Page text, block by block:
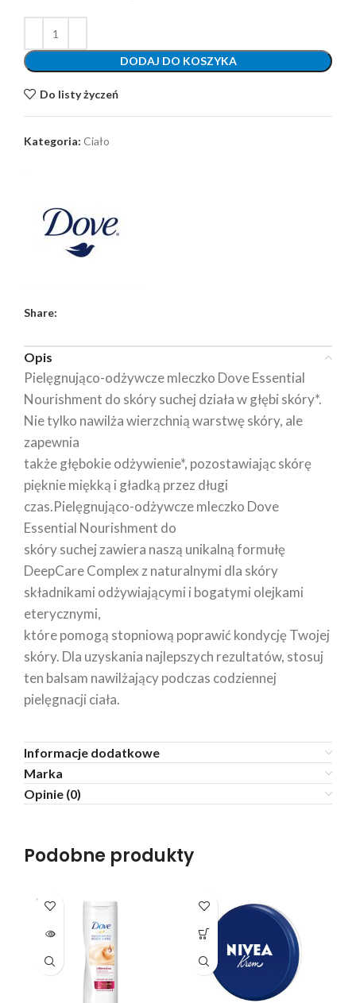
DODAJ DO KOSZYKA
Do listy życzeń
Kategoria: Ciało
Share:
Opis
Pielęgnująco-odżywcze mleczko Dove Essential
Nourishment do skóry suchej działa w głębi skóry*.
Nie tylko nawilża wierzchnią warstwę skóry, ale
zapewnia
także głębokie odżywienie*, pozostawiając skórę
pięknie miękką i gładką przez długi
czas.Pielęgnująco-odżywcze mleczko Dove
Essential Nourishment do
skóry suchej zawiera naszą unikalną formułę
DeepCare Complex z naturalnymi dla skóry
składnikami odżywiającymi i bogatymi olejkami
eterycznymi,
które pomogą stopniową poprawić kondycję Twojej
skóry. Dla uzyskania najlepszych rezultatów, stosuj
ten balsam nawilżający podczas codziennej
pielęgnacji ciała.
Informacje dodatkowe
Marka
Opinie (0)
Podobne produkty
SOLD
OUT